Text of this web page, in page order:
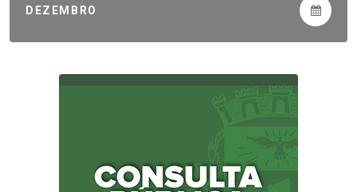
DEZEMBRO